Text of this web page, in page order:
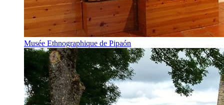
Musée Ethnographique de Pipaón